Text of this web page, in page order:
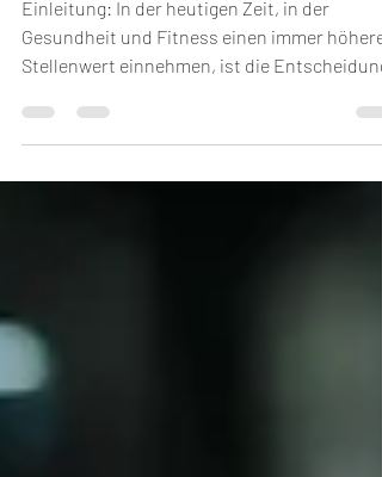
einem privaten Gym?
Einleitung: In der heutigen Zeit, in der
Stellenwert einnehmen, ist die Entscheidung
für ein...